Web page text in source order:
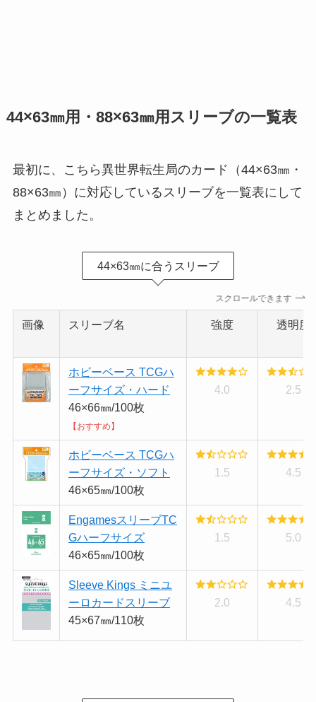
44×63㎜用・88×63㎜用スリーブの一覧表
最初に、こちら異世界転生局のカード（44×63㎜・
88×63㎜）に対応しているスリーブを一覧表にして
まとめました。
44×63㎜に合うスリーブ
スクロールできます
画像 スリーブ名 強度 透明度
ホビーベース TCGハ
ーフサイズ・ハード
46×66㎜/100枚
【おすすめ】
4.0 2.5
ホビーベース TCGハ
ーフサイズ・ソフト
46×65㎜/100枚
1.5 4.5
EngamesスリーブTC
Gハーフサイズ
46×65㎜/100枚
1.5 5.0
Sleeve Kings ミニユ
ーロカードスリーブ
45×67㎜/110枚
2.0 4.5